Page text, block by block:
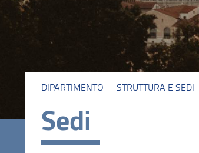
DIPARTIMENTO STRUTTURA E SEDI
Sedi